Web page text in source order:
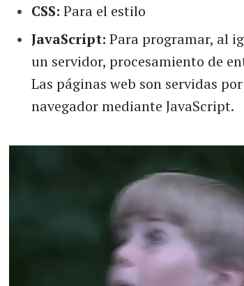
CSS: Para el estilo
JavaScript: Para programar, al
un servidor, procesamiento de
Las páginas web son servidas
navegador mediante JavaScript.